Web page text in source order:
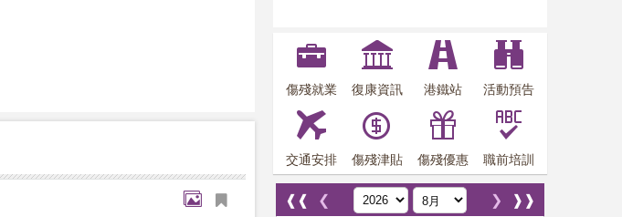
傷殘就業 復康資訊 港鐵站 活動預告
交通安排 傷殘津貼 傷殘優惠 職前培訓
❰❰ ❮ ❱❱
❯